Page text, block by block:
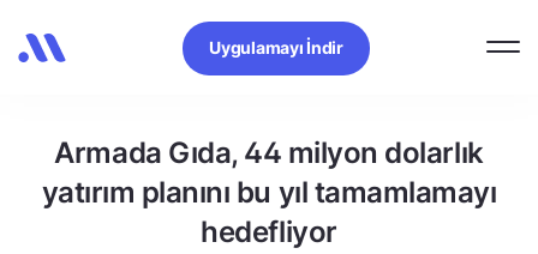
Uygulamayı İndir
Armada Gıda, 44 milyon dolarlık
yatırım planını bu yıl tamamlamayı
hedefliyor